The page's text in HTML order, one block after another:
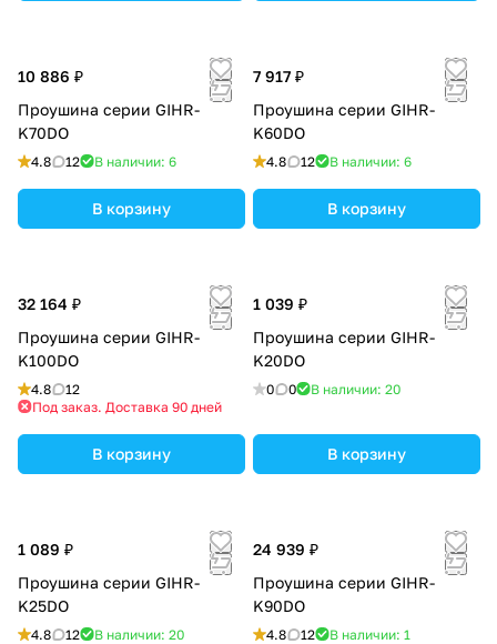
10 886 ₽
Проушина серии GIHR-
K70DO
4.8 12 В наличии: 6
В корзину
7 917 ₽
Проушина серии GIHR-
K60DO
4.8 12 В наличии: 6
В корзину
32 164 ₽
Проушина серии GIHR-
K100DO
4.8
12
Под заказ. Доставка 90 дней
В корзину
1 039 ₽
Проушина серии GIHR-
K20DO
0 0 В наличии: 20
В корзину
1 089 ₽
Проушина серии GIHR-
K25DO
4.8 12 В наличии: 20
24 939 ₽
Проушина серии GIHR-
K90DO
4.8 12 В наличии: 1